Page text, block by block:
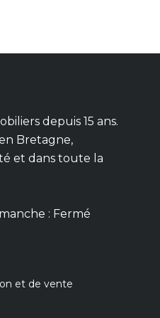
depuis 15 ans.
Bretagne,
et dans toute la
: Fermé
et de vente